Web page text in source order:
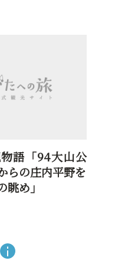
語「94大山公
の庄内平野を
眺め」